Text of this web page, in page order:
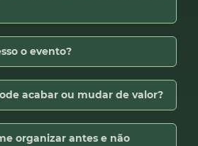
o evento?
acabar ou mudar de valor?
organizar antes e não